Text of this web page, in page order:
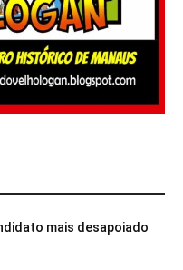
mais desapoiado